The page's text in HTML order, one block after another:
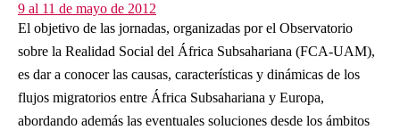
9 al 11 de mayo de 2012
El objetivo de las jornadas, organizadas por el Observatorio
sobre la Realidad Social del África Subsahariana (FCA-UAM),
es dar a conocer las causas, características y dinámicas de los
flujos migratorios entre África Subsahariana y Europa,
abordando además las eventuales soluciones desde los ámbitos